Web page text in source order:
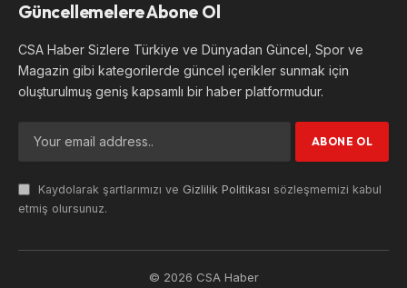
Güncellemelere Abone Ol
CSA Haber Sizlere Türkiye ve Dünyadan Güncel, Spor ve
Magazin gibi kategorilerde güncel içerikler sunmak için
oluşturulmuş geniş kapsamlı bir haber platformudur.
Kaydolarak şartlarımızı ve Gizlilik Politikası sözleşmemizi kabul
etmiş olursunuz.
© 2026 CSA Haber